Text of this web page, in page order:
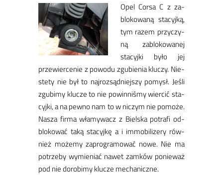
Opel Cor­sa C z za­
blo­ko­wa­ną sta­cyj­ką,
tym ra­zem przy­czy­
ną za­blo­ko­wa­nej
sta­cyj­ki by­ło jej
prze­wier­ce­nie z po­wo­du zgu­bie­nia klu­czy. Nie­
ste­ty nie był to naj­roz­sąd­niej­szy po­mysł. Je­śli
zgu­bi­my klu­cze to nie po­win­ni­śmy wier­cić sta­
cyj­ki, a na pew­no nam to w ni­czym nie po­mo­że.
Na­sza fir­ma wła­my­wacz z Biel­ska po­tra­fi od­
blo­ko­wać ta­ką sta­cyj­kę a i im­mo­bi­li­ze­ry rów­
nież mo­że­my za­pro­gra­mo­wać no­we. Nie ma
po­trze­by wy­mie­niać na­wet zam­ków po­nie­waż
pod nie do­ro­bi­my klu­cze me­cha­nicz­ne.